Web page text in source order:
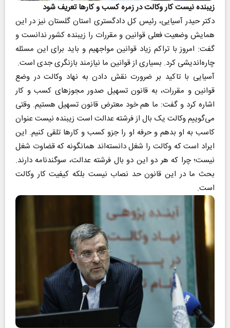
زیبنده نیست کار وکالت در زمره کسب و کارها تعریف شود
دکتر حیدر آسیایی، رئیس کل دادگستری استان گلستان نیز در این
همایش وضعیت فعلی قوانین و مقررات را زیبنده کشور ندانست و
گفت: امروز با تراکم زیاد قوانین مواجهیم و باید برای این مسئله
چاره‌اندیشی کرد. بسیاری از قوانین ما نیازمند بازنگری جدی است.
آسیایی با تاکید بر ضرورت نقش دادن به نهاد وکالت در وضع
قوانین و مقررات، به قانون تسهیل صدور مجوزهای کسب و کار
اشاره کرد و گفت: ما هم خود معترض قانون تسهیل هستیم. وقتی
می‌گوییم وکالت یک بال از فرشته عدالت است زیبنده نیست عنوان
کاسب به او بدهم و حرفه او را جزو کسب و کارها تلقی کنیم. این
ایراد است که وکالت را شغل دانسته‌اند همانگونه که قضاوت شغل
نیست؛ چرا که هر دو این دو بال فرشته عدالت، سوگندنامه دارند.
بحث ما در این قانون حد نصاب نیست بلکه کیفیت کار وکالت
است.